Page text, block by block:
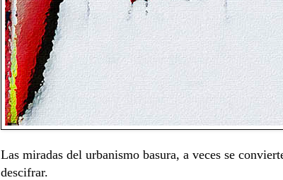
Las miradas del urbanismo basura, a veces se
descifrar.